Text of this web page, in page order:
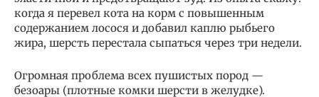
когда я перевел кота на корм с повышенным
содержанием лосося и добавил каплю рыбьего
жира, шерсть перестала сыпаться через три недели.
Огромная проблема всех пушистых пород —
безоары (плотные комки шерсти в желудке).